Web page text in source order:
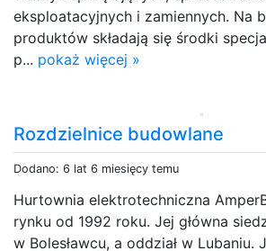
eksploatacyjnych i zamiennych. Na
produktów składają się środki
p... pokaż więcej »
Rozdzielnice budowlane
Dodano: 6 lat 6 miesięcy temu
Hurtownia elektrotechniczna
rynku od 1992 roku. Jej główna
w Bolesławcu, a oddział w Lubaniu.